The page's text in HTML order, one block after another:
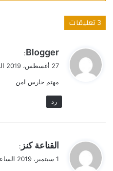
‫3 تعليقات
ي
ل
Blogger
:
27 أغسطس، 2019 الساعة 12:54 ص
مهتم حارس امن
رد
يالقناعة كنز :
1 سبتمبر، 2019 الساعة 9:45 ص